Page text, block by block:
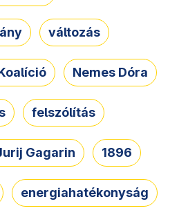
változás
Nemes Dóra
felszólítás
Gagarin 1896
energiahatékonyság